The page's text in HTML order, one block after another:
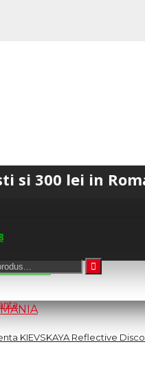
in Romania
KIEVSKAYA Reflective Disco-